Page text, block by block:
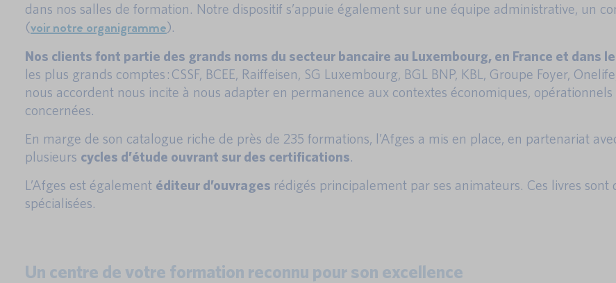
dans nos salles de formation. Notre dispositif s’appuie également sur une équipe administrative, un
(voir notre organigramme).
Nos clients font partie des grands noms du secteur bancaire au Luxembourg, en France et dans
les plus grands comptes : CSSF, BCEE, Raiffeisen, SG Luxembourg, BGL BNP, KBL, Groupe Foyer,
nous accordent nous incite à nous adapter en permanence aux contextes économiques,
concernées.
En marge de son catalogue riche de près de 235 formations, l’Afges a mis en place, en partenariat
plusieurs cycles d’étude ouvrant sur des certifications.
L’Afges est également éditeur d’ouvrages rédigés principalement par ses animateurs. Ces livres
spécialisées.
Un centre de votre formation reconnu pour son excellence